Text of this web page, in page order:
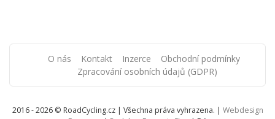
O nás Kontakt Inzerce
Obchodní podmínky
Zpracování osobních údajů (GDPR)
2016 - 2026 © RoadCycling.cz | Všechna práva vyhrazena. | Webdesign